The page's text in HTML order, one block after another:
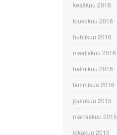
kesäkuu 2016
toukokuu 2016
huhtikuu 2016
maaliskuu 2016
helmikuu 2016
tammikuu 2016
joulukuu 2015
marraskuu 2015
lokakuu 2015